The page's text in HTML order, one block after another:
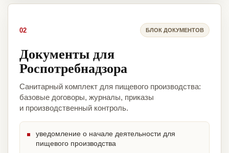
02 БЛОК ДОКУМЕНТОВ
Документы для
Роспотребнадзора
Санитарный комплект для пищевого производства:
базовые договоры, журналы, приказы
и производственный контроль.
уведомление о начале деятельности для
пищевого производства